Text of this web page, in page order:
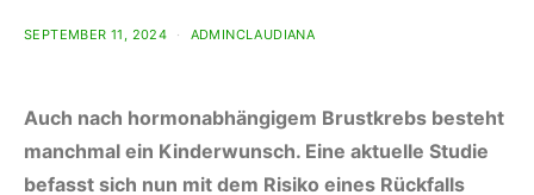
SEPTEMBER 11, 2024 ADMINCLAUDIANA
Auch nach hormonabhängigem Brustkrebs besteht
manchmal ein Kinderwunsch. Eine aktuelle Studie
befasst sich nun mit dem Risiko eines Rückfalls